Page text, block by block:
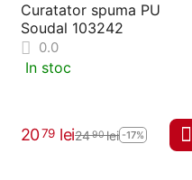
Curatator spuma PU
Soudal 103242
0.0
In stoc
2079 lei2490lei -17%